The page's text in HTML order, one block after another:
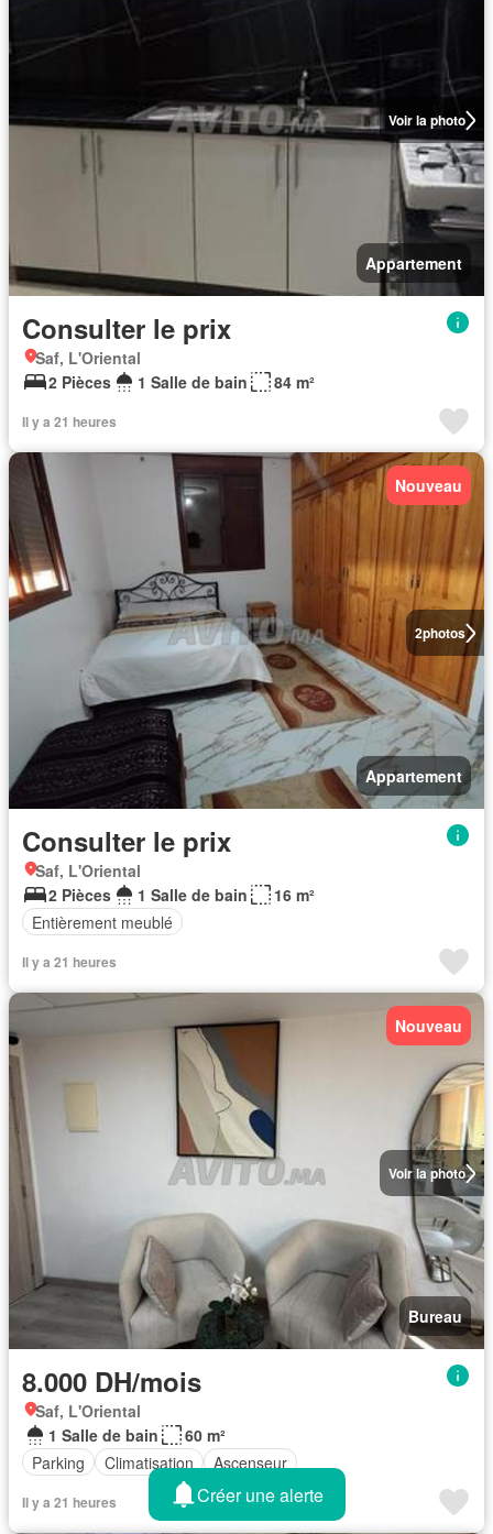
Voir la photo
Appartement
Consulter le prix
Saf, L'Oriental
2 Pièces
1 Salle de bain 84 m²
Il y a 21 heures
2photos
Nouveau
Appartement
Consulter le prix
Saf, L'Oriental
2 Pièces
1 Salle de bain
16 m²
Entièrement meublé
Il y a 21 heures
Voir la photo
Nouveau
Bureau
8.000 DH/mois
Saf, L'Oriental
1 Salle de bain
60 m²
Parking
Climatisation Ascenseur
Il y a 21 heures Créer une alerte